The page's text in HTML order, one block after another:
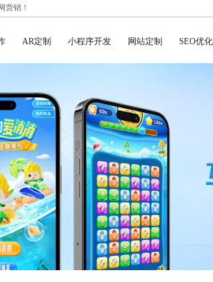
营销！
AR定制 小程序开发 网站定制 SEO优化